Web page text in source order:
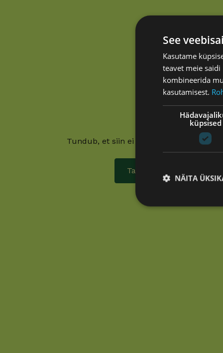
Tundub, et siin ei läinud mitte midagi
Tagasi avalehele
See
Kasutame
teavet meie
kombineerida
kasutamisest.
küpsised
NÄITA